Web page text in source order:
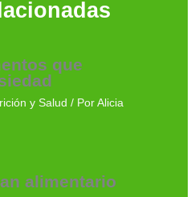
que
y Salud / Por Alicia
alimentario